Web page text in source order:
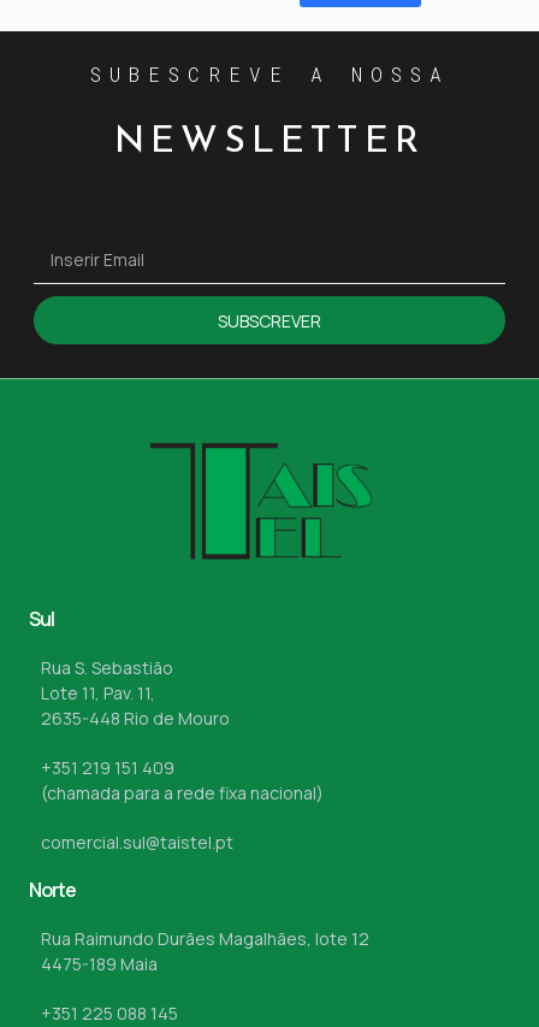
SUBESCREVE A NOSSA
NEWSLETTER
SUBSCREVER
Sul
Rua S. Sebastião
Lote 11, Pav. 11,
2635-448 Rio de Mouro
+351 219 151 409
(chamada para a rede fixa nacional)
comercial.sul@taistel.pt
Norte
Rua Raimundo Durães Magalhães, lote 12
4475-189 Maia
+351 225 088 145